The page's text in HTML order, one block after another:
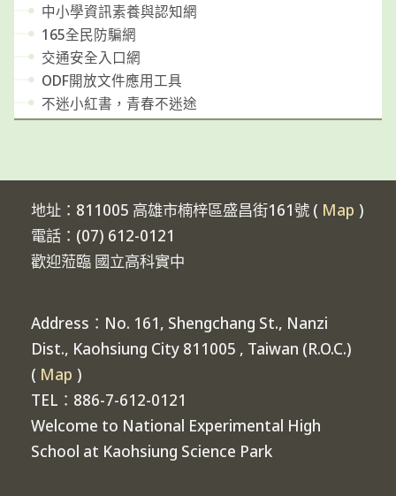
中小學資訊素養與認知網
165全民防騙網
交通安全入口網
ODF開放文件應用工具
不迷小紅書，青春不迷途
地址：811005 高雄市楠梓區盛昌街161號 ( Map )
電話：(07) 612-0121
歡迎蒞臨 國立高科實中
Address：No. 161, Shengchang St., Nanzi
Dist., Kaohsiung City 811005 , Taiwan (R.O.C.)
( Map )
TEL：886-7-612-0121
Welcome to National Experimental High
School at Kaohsiung Science Park